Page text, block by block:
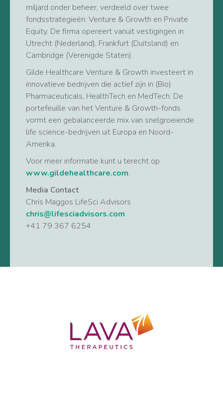
miljard onder beheer, verdeeld over twee
fondsstrategieën: Venture & Growth en Private
Equity. De firma opereert vanuit vestigingen in
Utrecht (Nederland), Frankfurt (Duitsland) en
Cambridge (Verenigde Staten).
Gilde Healthcare Venture & Growth investeert in
innovatieve bedrijven die actief zijn in (Bio)
Pharmaceuticals, HealthTech en MedTech. De
portefeuille van het Venture & Growth-fonds
vormt een gebalanceerde mix van snelgroeiende
life science-bedrijven uit Europa en Noord-
Amerika.
Voor meer informatie kunt u terecht op
www.gildehealthcare.com.
Media Contact
Chris Maggos LifeSci Advisors
chris@lifesciadvisors.com
+41 79 367 6254